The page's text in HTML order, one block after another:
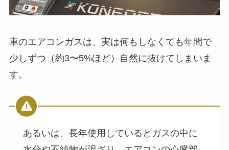
車のエアコンガスは、実は何もしなくても年間で
少しずつ（約3〜5%ほど）自然に抜けてしまいま
す。
あるいは、長年使用しているとガスの中に